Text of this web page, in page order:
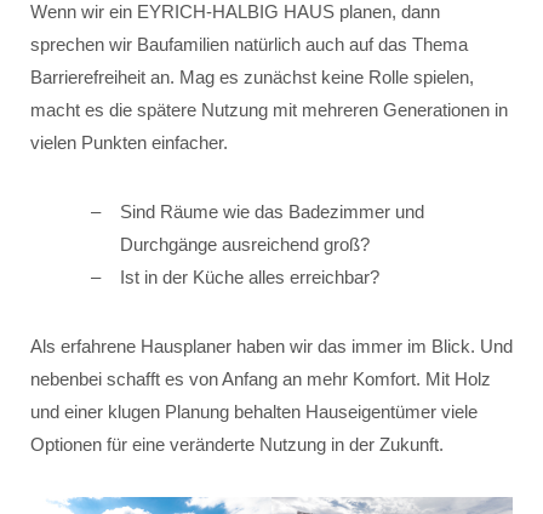
Wenn wir ein EYRICH-HALBIG HAUS planen, dann
sprechen wir Baufamilien natürlich auch auf das Thema
Barrierefreiheit an. Mag es zunächst keine Rolle spielen,
macht es die spätere Nutzung mit mehreren Generationen in
vielen Punkten einfacher.
Sind Räume wie das Badezimmer und
Durchgänge ausreichend groß?
Ist in der Küche alles erreichbar?
Als erfahrene Hausplaner haben wir das immer im Blick. Und
nebenbei schafft es von Anfang an mehr Komfort. Mit Holz
und einer klugen Planung behalten Hauseigentümer viele
Optionen für eine veränderte Nutzung in der Zukunft.